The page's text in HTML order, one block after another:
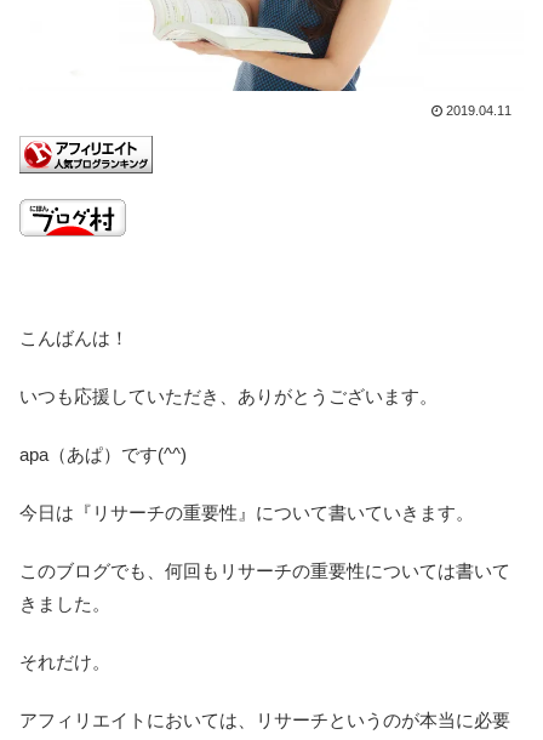
2019.04.11
こんばんは！
いつも応援していただき、ありがとうございます。
apa（あぱ）です(^^)
今日は『リサーチの重要性』について書いていきます。
このブログでも、何回もリサーチの重要性については書いて
きました。
それだけ。
アフィリエイトにおいては、リサーチというのが本当に必要